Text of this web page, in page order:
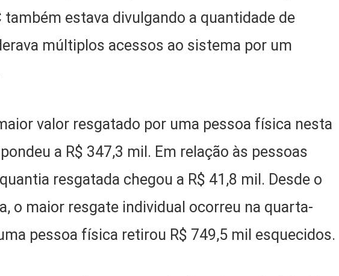
também estava divulgando a quantidade de
múltiplos acessos ao sistema por um
valor resgatado por uma pessoa física nesta
a R$ 347,3 mil. Em relação às pessoas
resgatada chegou a R$ 41,8 mil. Desde o
o maior resgate individual ocorreu na quarta-
pessoa física retirou R$ 749,5 mil esquecidos.